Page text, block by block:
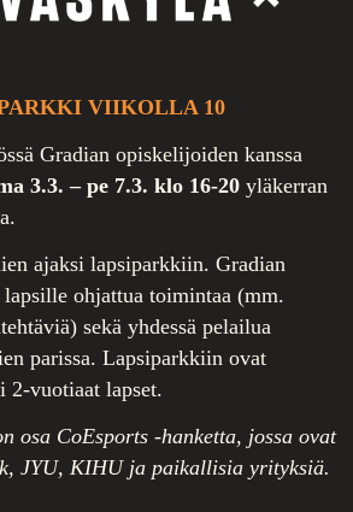
VIIKOLLA 10
Gradian opiskelijoiden kanssa
3.3. – pe 7.3. klo 16-20 yläkerran
ajaksi lapsiparkkiin. Gradian
ohjattua toimintaa (mm.
sekä yhdessä pelailua
parissa. Lapsiparkkiin ovat
vuotiaat lapset.
osa CoEsports -hanketta, jossa ovat
JYU, KIHU ja paikallisia yrityksiä.